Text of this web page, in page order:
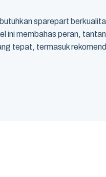
sparepart
ini membahas peran,
tepat, termasuk